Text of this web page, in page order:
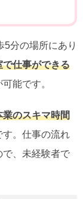
分の場所にあり
仕事ができる
能です。
業のスキマ時間
す。仕事の流れ
、未経験者で